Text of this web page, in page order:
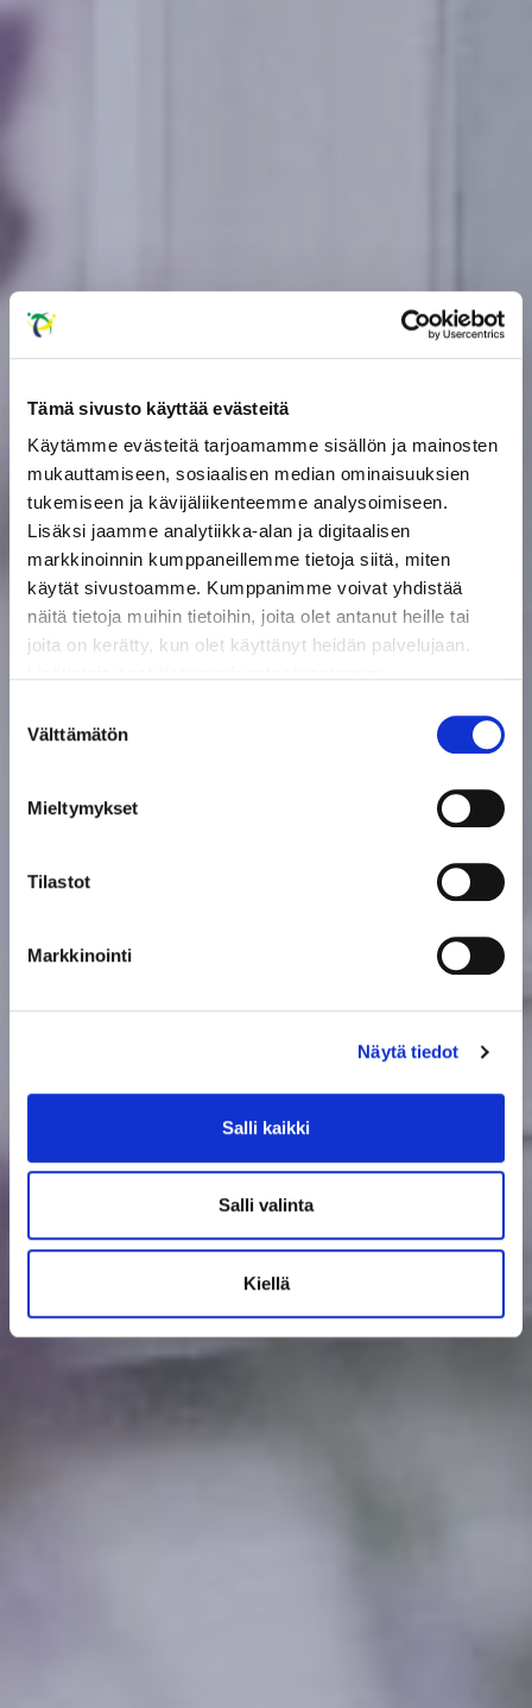
Tämä sivusto käyttää evästeitä
Käytämme evästeitä tarjoamamme sisällön ja mainosten
mukauttamiseen, sosiaalisen median ominaisuuksien
tukemiseen ja kävijäliikenteemme analysoimiseen.
Lisäksi jaamme analytiikka-alan ja digitaalisen
markkinoinnin kumppaneillemme tietoja siitä, miten
käytät sivustoamme. Kumppanimme voivat yhdistää
näitä tietoja muihin tietoihin, joita olet antanut heille tai
joita on kerätty, kun olet käyttänyt heidän palvelujaan.
valinta
Välttämätön
Mieltymykset
Tilastot
Markkinointi
Näytä tiedot
Salli kaikki
Salli valinta
Kiellä
TULKKAUSPALVELUT